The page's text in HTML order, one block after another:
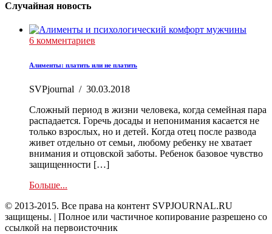
Случайная новость
6 комментариев
Алименты: платить или не платить
SVPjournal / 30.03.2018
Сложный период в жизни человека, когда семейная пара
распадается. Горечь досады и непонимания касается не
только взрослых, но и детей. Когда отец после развода
живет отдельно от семьи, любому ребенку не хватает
внимания и отцовской заботы. Ребенок базовое чувство
защищенности […]
Больше...
© 2013-2015. Все права на контент SVPJOURNAL.RU
защищены. | Полное или частичное копирование разрешено со
ссылкой на первоисточник